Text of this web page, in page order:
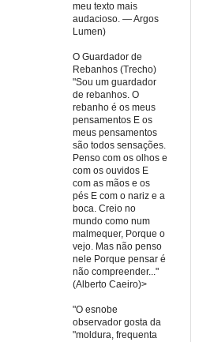
meu texto mais
audacioso. — Argos
Lumen)
O Guardador de
Rebanhos (Trecho)
"Sou um guardador
de rebanhos. O
rebanho é os meus
pensamentos E os
meus pensamentos
são todos sensações.
Penso com os olhos e
com os ouvidos E
com as mãos e os
pés E com o nariz e a
boca. Creio no
mundo como num
malmequer, Porque o
vejo. Mas não penso
nele Porque pensar é
não compreender..."
(Alberto Caeiro)>
"O esnobe
observador gosta da
"moldura, frequenta